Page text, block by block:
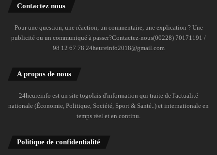
Contactez nous
Pour une question, une réaction, un commentaire, une explication ? Une
publicité ou un communiqué à passer?Contactez-nous(00228) 70171191 /
98 12 67 78 24heureinfo2018@gmail.com
A propos de nous
24heureinfo est un site togolais d'information qui traite de l'actualité
nationale (Économie, Politique, Société, Sport & Santé..) et internationale en
temps réel et en continu.
Politique de confidentialité